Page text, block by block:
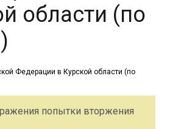
области (по
попытки вторжения